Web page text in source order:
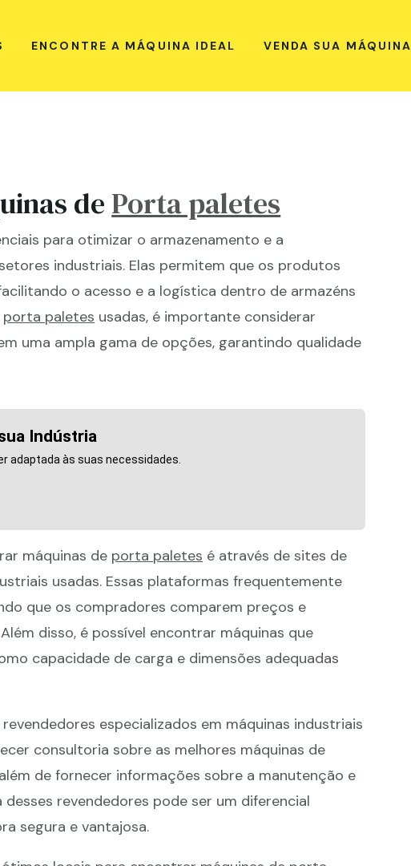
ENCONTRE A MÁQUINA IDEAL VENDA SUA MÁQUINA
de Porta paletes
para otimizar o armazenamento e a
industriais. Elas permitem que os produtos
o acesso e a logística dentro de armazéns
porta paletes usadas, é importante considerar
uma ampla gama de opções, garantindo qualidade
Indústria
adaptada às suas necessidades.
máquinas de porta paletes é através de sites de
usadas. Essas plataformas frequentemente
que os compradores comparem preços e
disso, é possível encontrar máquinas que
capacidade de carga e dimensões adequadas
especializados em máquinas industriais
consultoria sobre as melhores máquinas de
de fornecer informações sobre a manutenção e
revendedores pode ser um diferencial
segura e vantajosa.